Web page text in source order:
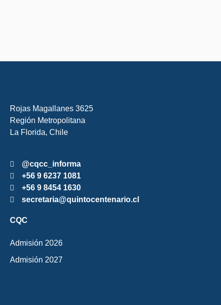
Rojas Magallanes 3625
Región Metropolitana
La Florida, Chile
@cqcc_informa
+56 9 6237 1081
+56 9 8454 1630
secretaria@quintocentenario.cl
CQC
Admisión 2026
Admisión 2027